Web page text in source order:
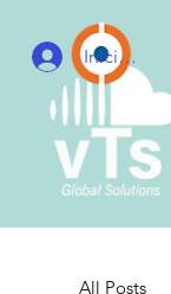
Iniciar
All Posts